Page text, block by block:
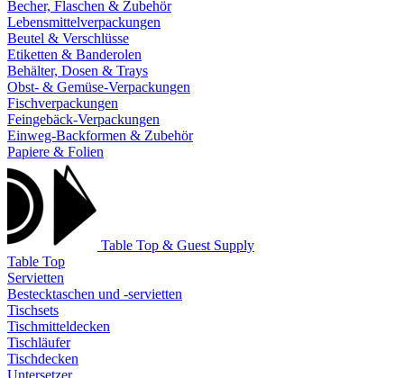
Becher, Flaschen & Zubehör
Lebensmittelverpackungen
Beutel & Verschlüsse
Etiketten & Banderolen
Behälter, Dosen & Trays
Obst- & Gemüse-Verpackungen
Fischverpackungen
Feingebäck-Verpackungen
Einweg-Backformen & Zubehör
Papiere & Folien
Table Top & Guest Supply
Table Top
Servietten
Bestecktaschen und -servietten
Tischsets
Tischmitteldecken
Tischläufer
Tischdecken